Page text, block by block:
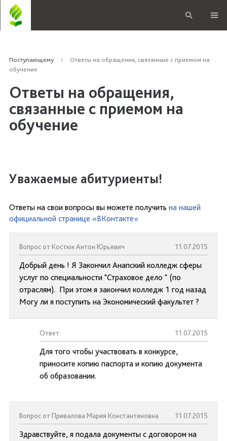
Поступающему
Ответы на обращения, связанные с приемом на
обучение
Ответы на обращения,
связанные с приемом на
обучение
Уважаемые абитуриенты!
Ответы на свои вопросы вы можете получить на нашей
официальной странице «ВКонтакте»
Вопрос от Костюк Антон Юрьевич 11.07.2015
Добрый день ! Я Закончил Анапский колледж сферы
услуг по специальности "Страховое дело " (по
отраслям). При этом я закончил колледж 1 год назад
Могу ли я поступить на Экономический факультет ?
Ответ: 11.07.2015
Для того чтобы участвовать в конкурсе,
приносите копию паспорта и копию документа
об образовании.
Вопрос от Привалова Мария Константиновна 11.07.2015
Здравствуйте, я подала документы с договором на